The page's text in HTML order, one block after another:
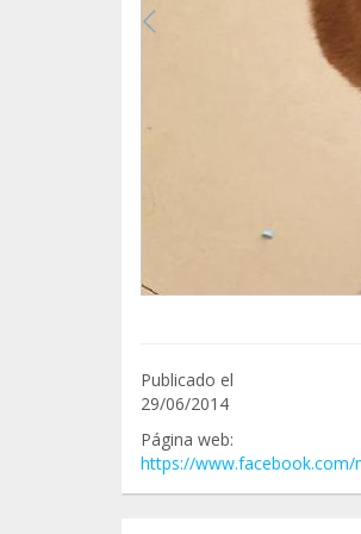
Publicado el
29/06/2014
Página web:
https://